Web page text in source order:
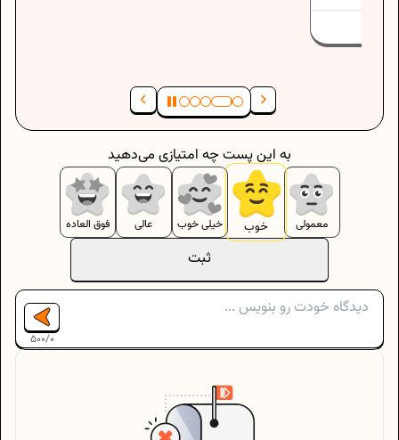
ثبت
معمولی خوب خیلی خوب عالی فوق العاده
به این پست چه امتیازی می‌دهید
500/0